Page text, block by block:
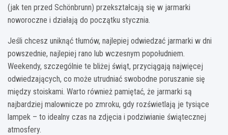
(jak ten przed Schönbrunn) przekształcają się w jarmarki
noworoczne i działają do początku stycznia.
Jeśli chcesz uniknąć tłumów, najlepiej odwiedzać jarmarki w dni
powszednie, najlepiej rano lub wczesnym popołudniem.
Weekendy, szczególnie te bliżej świąt, przyciągają najwięcej
odwiedzających, co może utrudniać swobodne poruszanie się
między stoiskami. Warto również pamiętać, że jarmarki są
najbardziej malownicze po zmroku, gdy rozświetlają je tysiące
lampek – to idealny czas na zdjęcia i podziwianie świątecznej
atmosfery.